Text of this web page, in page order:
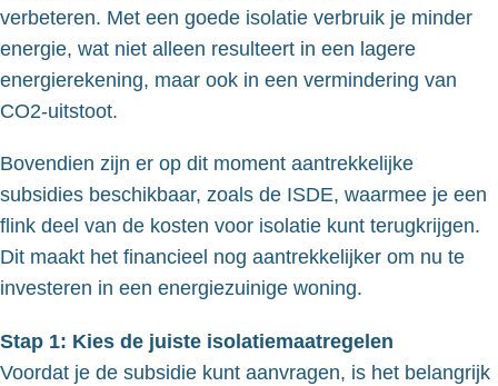
verbeteren. Met een goede isolatie verbruik je minder
energie, wat niet alleen resulteert in een lagere
energierekening, maar ook in een vermindering van
CO2-uitstoot.
Bovendien zijn er op dit moment aantrekkelijke
subsidies beschikbaar, zoals de ISDE, waarmee je een
flink deel van de kosten voor isolatie kunt terugkrijgen.
Dit maakt het financieel nog aantrekkelijker om nu te
investeren in een energiezuinige woning.
Stap 1: Kies de juiste isolatiemaatregelen
Voordat je de subsidie kunt aanvragen, is het belangrijk